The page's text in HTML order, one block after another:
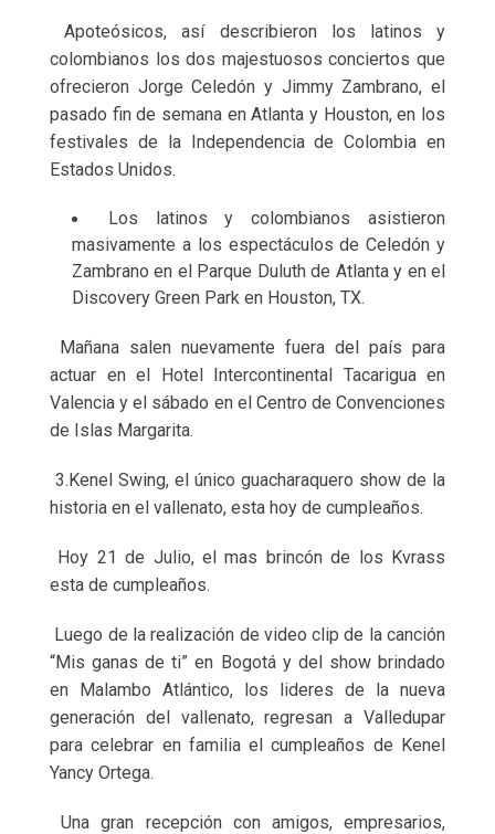
Apoteósicos, así describieron los latinos y
colombianos los dos majestuosos conciertos que
ofrecieron Jorge Celedón y Jimmy Zambrano, el
pasado fin de semana en Atlanta y Houston, en los
festivales de la Independencia de Colombia en
Estados Unidos.
Los latinos y colombianos asistieron
masivamente a los espectáculos de Celedón y
Zambrano en el Parque Duluth de Atlanta y en el
Discovery Green Park en Houston, TX.
Mañana salen nuevamente fuera del país para
actuar en el Hotel Intercontinental Tacarigua en
Valencia y el sábado en el Centro de Convenciones
de Islas Margarita.
3.Kenel Swing, el único guacharaquero show de la
historia en el vallenato, esta hoy de cumpleaños.
Hoy 21 de Julio, el mas brincón de los Kvrass
esta de cumpleaños.
Luego de la realización de video clip de la canción
“Mis ganas de ti” en Bogotá y del show brindado
en Malambo Atlántico, los lideres de la nueva
generación del vallenato, regresan a Valledupar
para celebrar en familia el cumpleaños de Kenel
Yancy Ortega.
Una gran recepción con amigos, empresarios,